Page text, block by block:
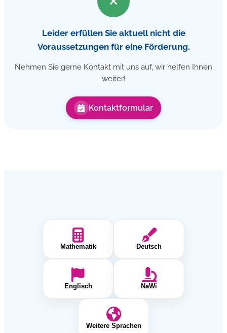
Leider erfüllen Sie aktuell nicht die
Voraussetzungen für eine Förderung.
Nehmen Sie gerne Kontakt mit uns auf, wir helfen Ihnen
weiter!
Kontaktformular
Mathematik Deutsch
Englisch NaWi
Weitere Sprachen